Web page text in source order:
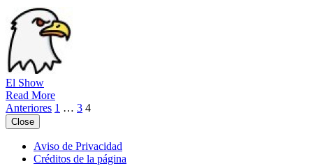
El Show
Read More
Paginación
de
entradas
Anteriores 1 … 3 4
Close
Aviso de Privacidad
Créditos de la página